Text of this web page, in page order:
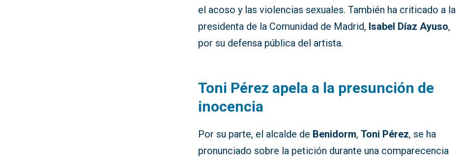
el acoso y las violencias sexuales. También ha criticado a la
presidenta de la Comunidad de Madrid, Isabel Díaz Ayuso,
por su defensa pública del artista.
Toni Pérez apela a la presunción de
inocencia
Por su parte, el alcalde de Benidorm,Toni Pérez, se ha
pronunciado sobre la petición durante una comparecencia